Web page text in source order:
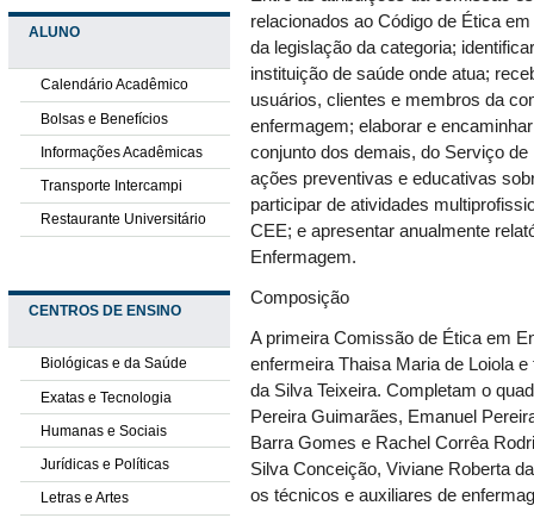
ALUNO
Calendário Acadêmico
Bolsas e Benefícios
Informações Acadêmicas
Transporte Intercampi
Restaurante Universitário
CENTROS DE ENSINO
Biológicas e da Saúde
Exatas e Tecnologia
Humanas e Sociais
Jurídicas e Políticas
Letras e Artes
relacionados ao Código de Ética
da legislação da categoria;
instituição de saúde onde atua;
usuários, clientes e membros da
enfermagem; elaborar e
conjunto dos demais, do Serviço
ações preventivas e educativas
participar de atividades
CEE; e apresentar anualmente
Enfermagem.
Composição
A primeira Comissão de Ética em
enfermeira Thaisa Maria de Loiola
da Silva Teixeira. Completam o
Pereira Guimarães, Emanuel
Barra Gomes e Rachel Corrêa
Silva Conceição, Viviane Roberta
os técnicos e auxiliares de